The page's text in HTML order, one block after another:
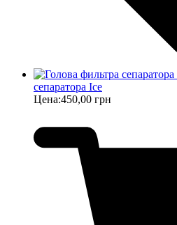
сепаратора Ice
Цена:450,00 грн